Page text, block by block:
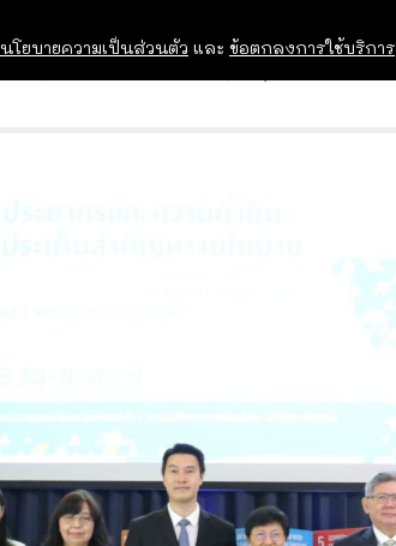
นโยบายความเป็นส่วนตัว และ ข้อตกลงการใช้บริการ